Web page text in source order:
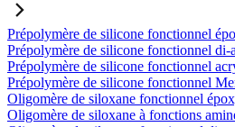
Prépolymère de silicone fonctionnel
Prépolymère de silicone fonctionnel
Prépolymère de silicone fonctionnel
Prépolymère de silicone fonctionnel
Oligomère de siloxane fonctionnel
Oligomère de siloxane à fonctions